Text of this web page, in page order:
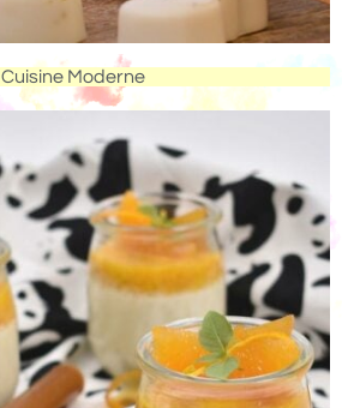
Cuisine Moderne